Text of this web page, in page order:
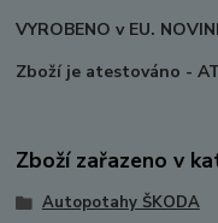
VYROBENO v EU.
Zboží je atestováno -
Zboží zařazeno v
Autopotahy ŠKODA